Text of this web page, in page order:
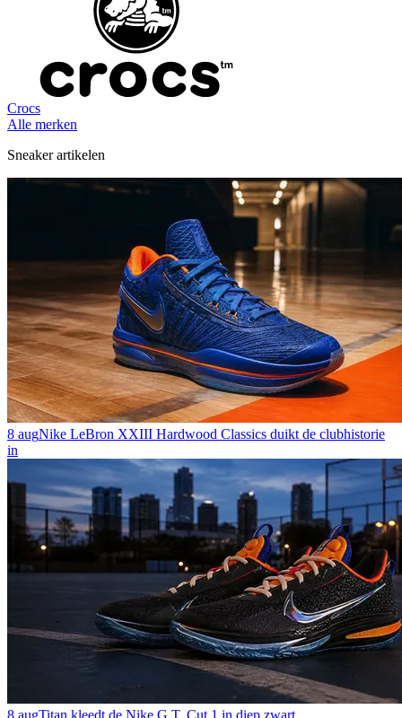
Crocs
Alle merken
Sneaker artikelen
8 augNike LeBron XXIII Hardwood Classics duikt de clubhistorie
in
8 augTitan kleedt de Nike G.T. Cut 1 in diep zwart